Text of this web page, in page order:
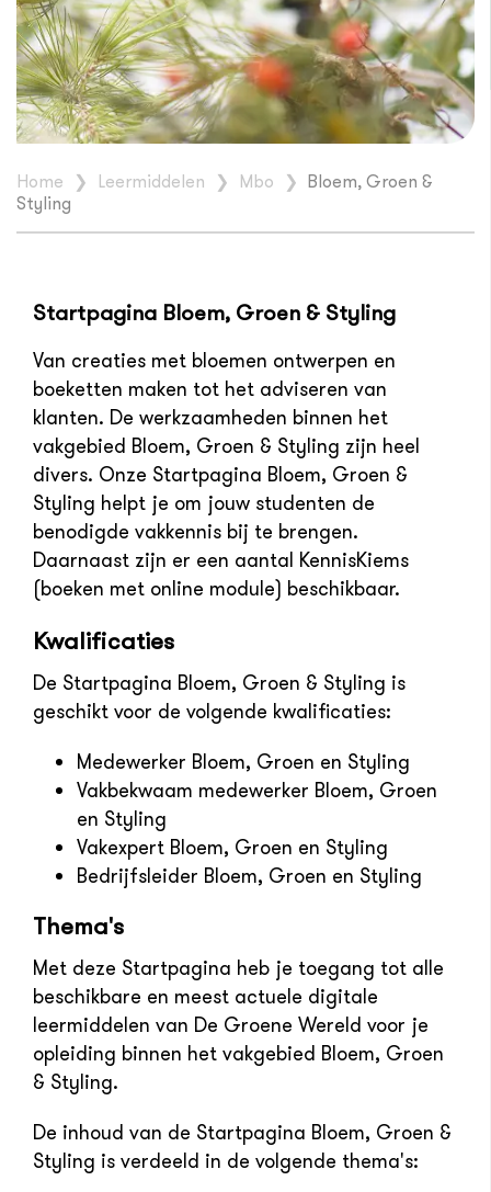
Home ❯ Leermiddelen ❯ Mbo ❯ Bloem, Groen &
Styling
Startpagina Bloem, Groen & Styling
Van creaties met bloemen ontwerpen en
boeketten maken tot het adviseren van
klanten. De werkzaamheden binnen het
vakgebied Bloem, Groen & Styling zijn heel
divers. Onze Startpagina Bloem, Groen &
Styling helpt je om jouw studenten de
benodigde vakkennis bij te brengen.
Daarnaast zijn er een aantal KennisKiems
(boeken met online module) beschikbaar.
Kwalificaties
De Startpagina Bloem, Groen & Styling is
geschikt voor de volgende kwalificaties:
Medewerker Bloem, Groen en Styling
Vakbekwaam medewerker Bloem, Groen
en Styling
Vakexpert Bloem, Groen en Styling
Bedrijfsleider Bloem, Groen en Styling
Thema's
Met deze Startpagina heb je toegang tot alle
beschikbare en meest actuele digitale
leermiddelen van De Groene Wereld voor je
opleiding binnen het vakgebied Bloem, Groen
& Styling.
De inhoud van de Startpagina Bloem, Groen &
Styling is verdeeld in de volgende thema's: